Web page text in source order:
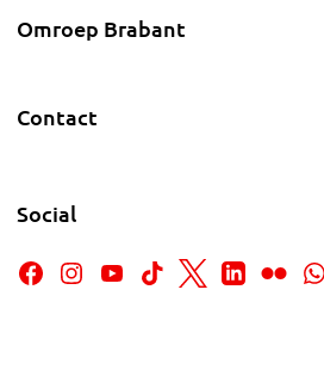
Omroep Brabant
Contact
Social